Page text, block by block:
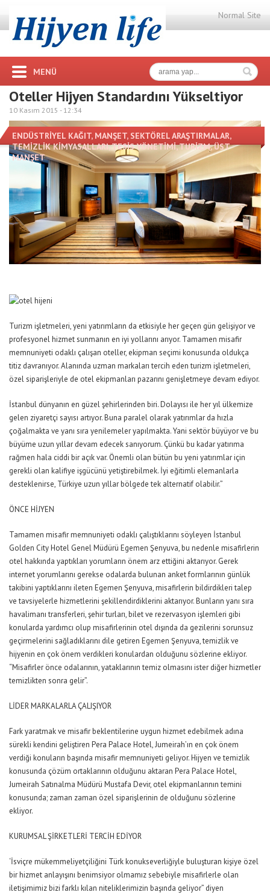
Normal Site
MENÜ
Oteller Hijyen Standardını Yükseltiyor
10 Kasım 2015 - 12:34
ENDÜSTRİYEL KAĞIT, MANŞET, SEKTÖREL ARAŞTIRMALAR,
TEMİZLİK KİMYASALLARI,TESİS YÖNETİMİ,TURİZM,ÜST
MANŞET
Turizm işletmeleri, yeni yatırımların da etkisiyle her geçen gün gelişiyor ve
profesyonel hizmet sunmanın en iyi yollarını arıyor. Tamamen misafir
memnuniyeti odaklı çalışan oteller, ekipman seçimi konusunda oldukça
titiz davranıyor. Alanında uzman markaları tercih eden turizm işletmeleri,
özel siparişleriyle de otel ekipmanları pazarını genişletmeye devam ediyor.
İstanbul dünyanın en güzel şehirlerinden biri. Dolayısı ile her yıl ülkemize
gelen ziyaretçi sayısı artıyor. Buna paralel olarak yatırımlar da hızla
çoğalmakta ve yanı sıra yenilemeler yapılmakta. Yani sektör büyüyor ve bu
büyüme uzun yıllar devam edecek sanıyorum. Çünkü bu kadar yatırıma
rağmen hala ciddi bir açık var. Önemli olan bütün bu yeni yatırımlar için
gerekli olan kalifiye işgücünü yetiştirebilmek. İyi eğitimli elemanlarla
desteklenirse, Türkiye uzun yıllar bölgede tek alternatif olabilir.”
ÖNCE HİJYEN
Tamamen misafir memnuniyeti odaklı çalıştıklarını söyleyen İstanbul
Golden City Hotel Genel Müdürü Egemen Şenyuva, bu nedenle misafirlerin
otel hakkında yaptıkları yorumların önem arz ettiğini aktarıyor. Gerek
internet yorumlarını gerekse odalarda bulunan anket formlarının günlük
takibini yaptıklarını ileten Egemen Şenyuva, misafirlerin bildirdikleri talep
ve tavsiyelerle hizmetlerini şekillendirdiklerini aktarıyor. Bunların yanı sıra
havalimanı transferleri, şehir turları, bilet ve rezervasyon işlemleri gibi
konularda yardımcı olup misafirlerinin otel dışında da gezilerini sorunsuz
geçirmelerini sağladıklarını dile getiren Egemen Şenyuva, temizlik ve
hijyenin en çok önem verdikleri konulardan olduğunu sözlerine ekliyor.
“Misafirler önce odalarının, yataklarının temiz olmasını ister diğer hizmetler
temizlikten sonra gelir”.
LİDER MARKALARLA ÇALIŞIYOR
Fark yaratmak ve misafir beklentilerine uygun hizmet edebilmek adına
sürekli kendini geliştiren Pera Palace Hotel, Jumeirah’ın en çok önem
verdiği konuların başında misafir memnuniyeti geliyor. Hijyen ve temizlik
konusunda çözüm ortaklarının olduğunu aktaran Pera Palace Hotel,
Jumeirah Satınalma Müdürü Mustafa Devir, otel ekipmanlarının temini
konusunda; zaman zaman özel siparişlerinin de olduğunu sözlerine
ekliyor.
KURUMSAL ŞİRKETLERİ TERCİH EDİYOR
‘İsviçre mükemmeliyetçiliğini Türk konukseverliğiyle buluşturan kişiye özel
bir hizmet anlayışını benimsiyor olmamız sebebiyle misafirlerle olan
iletişimimiz bizi farklı kılan niteliklerimizin başında geliyor” diyen